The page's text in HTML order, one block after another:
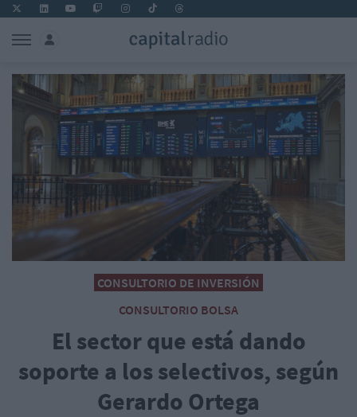
CONSULTORIO DE INVERSIÓN
CONSULTORIO BOLSA
El sector que está dando
soporte a los selectivos, según
Gerardo Ortega